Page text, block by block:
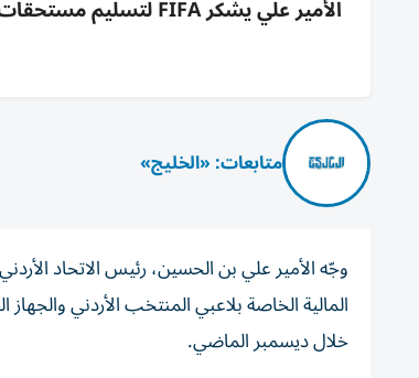
متابعات: «الخليج»
خلال ديسمبر الماضي.